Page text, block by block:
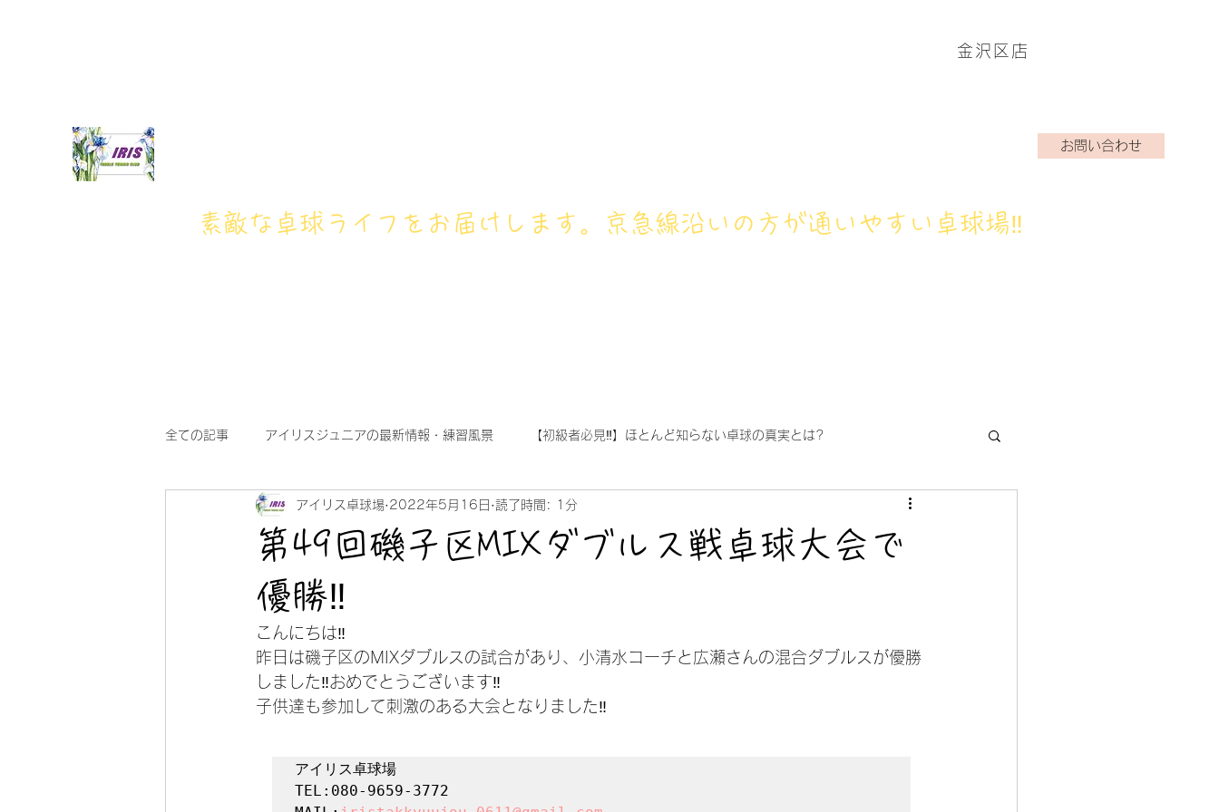
金沢区店
お問い合わせ
​素敵な卓球ライフをお届けします。京急線沿いの方が通いやすい卓球場‼
全ての記事 アイリスジュニアの最新情報・練習風景 【初級者必見‼】ほとんど知らない卓球の真実とは?
第49回磯子区MIXダブルス戦卓球大会で
優勝‼
アイリス卓球場 2022年5月16日 読了時間: 1分
こんにちは‼
昨日は磯子区のMIXダブルスの試合があり、小清水コーチと広瀬さんの混合ダブルスが優勝
しました‼おめでとうございます‼
子供達も参加して刺激のある大会となりました‼
アイリス卓球場
TEL:080-9659-3772